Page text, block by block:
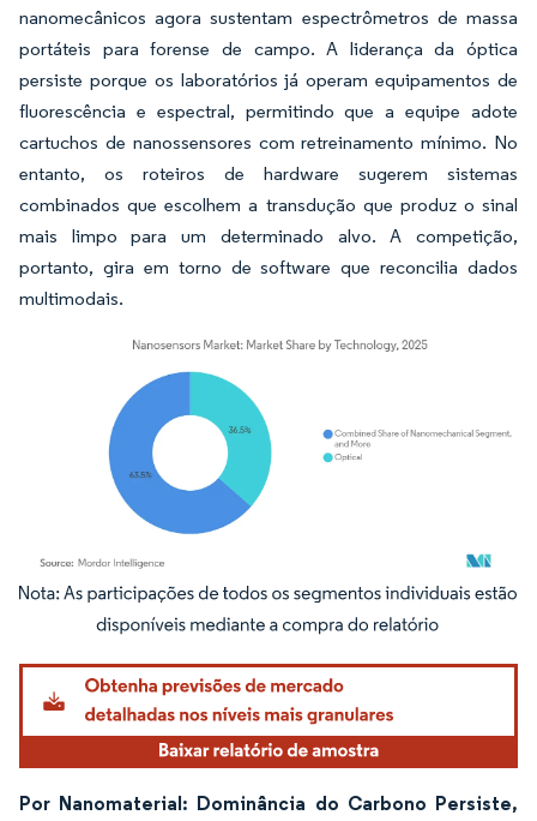
nanomecânicos agora sustentam espectrômetros de massa
portáteis para forense de campo. A liderança da óptica
persiste porque os laboratórios já operam equipamentos de
fluorescência e espectral, permitindo que a equipe adote
cartuchos de nanossensores com retreinamento mínimo. No
entanto, os roteiros de hardware sugerem sistemas
combinados que escolhem a transdução que produz o sinal
mais limpo para um determinado alvo. A competição,
portanto, gira em torno de software que reconcilia dados
multimodais.
Imagem © Mordor Intelligence. O reuso requer atribuição conforme CC BY 4.0.
Por Nanomaterial: Dominância do Carbono Persiste,